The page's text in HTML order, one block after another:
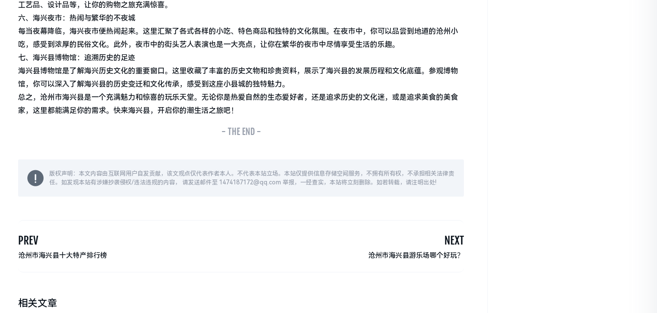
工艺品、设计品等，让你的购物之旅充满惊喜。
六、海兴夜市：热闹与繁华的不夜城
每当夜幕降临，海兴夜市便热闹起来。这里汇聚了各式各样的小吃、特色商品和独特的文化氛围。在夜市中，你可以品尝到地道的沧州小
吃，感受到浓厚的民俗文化。此外，夜市中的街头艺人表演也是一大亮点，让你在繁华的夜市中尽情享受生活的乐趣。
七、海兴县博物馆：追溯历史的足迹
海兴县博物馆是了解海兴历史文化的重要窗口。这里收藏了丰富的历史文物和珍贵资料，展示了海兴县的发展历程和文化底蕴。参观博物
馆，你可以深入了解海兴县的历史变迁和文化传承，感受到这座小县城的独特魅力。
总之，沧州市海兴县是一个充满魅力和惊喜的玩乐天堂。无论你是热爱自然的生态爱好者，还是追求历史的文化迷，或是追求美食的美食
家，这里都能满足你的需求。快来海兴县，开启你的潮生活之旅吧！
- THE END -
版权声明：本文内容由互联网用户自发贡献，该文观点仅代表作者本人。不代表本站立场。本站仅提供信息存储空间服务，不拥有所有权，不承担相关法律责
任。如发现本站有涉嫌抄袭侵权/违法违规的内容， 请发送邮件至 1474187172@qq.com 举报，一经查实，本站将立刻删除。如若转载，请注明出处!
PREV
沧州市海兴县十大特产排行榜
NEXT
沧州市海兴县游乐场哪个好玩？
相关文章